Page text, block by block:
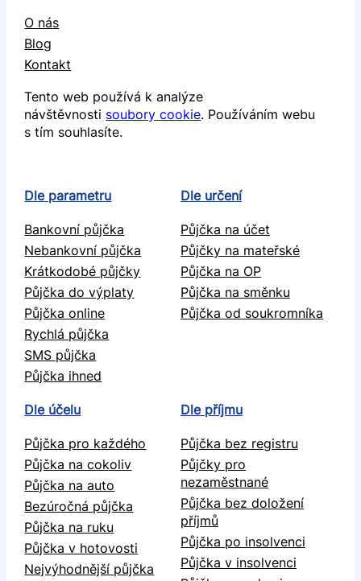
O nás
Blog
Kontakt
Tento web používá k analýze
návštěvnosti soubory cookie. Používáním webu
s tím souhlasíte.
Dle parametru
Bankovní půjčka
Nebankovní půjčka
Krátkodobé půjčky
Půjčka do výplaty
Půjčka online
Rychlá půjčka
SMS půjčka
Půjčka ihned
Dle určení
Půjčka na účet
Půjčky na mateřské
Půjčka na OP
Půjčka na směnku
Půjčka od soukromníka
Dle účelu
Půjčka pro každého
Půjčka na cokoliv
Půjčka na auto
Bezúročná půjčka
Půjčka na ruku
Půjčka v hotovosti
Nejvýhodnější půjčka
Dle příjmu
Půjčka bez registru
Půjčky pro
nezaměstnané
Půjčka bez doložení
příjmů
Půjčka po insolvenci
Půjčka v insolvenci